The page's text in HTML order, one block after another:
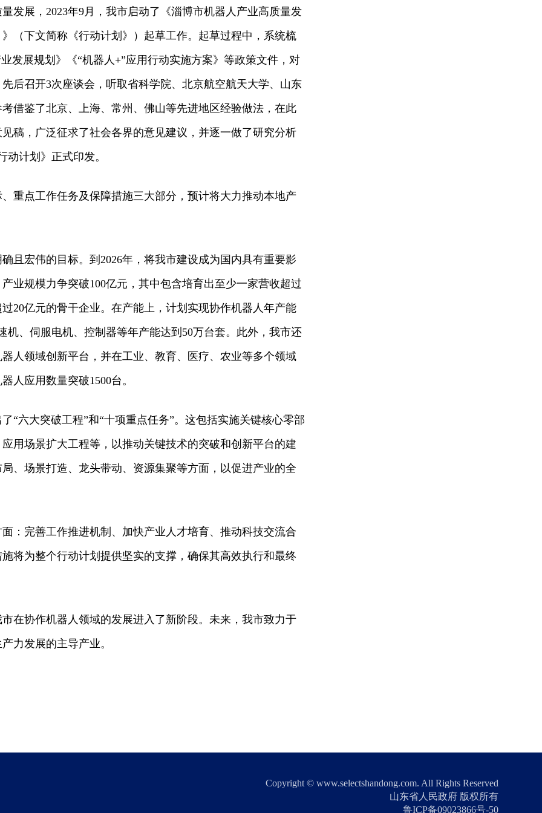
发展，2023年9月，我市启动了《淄博市机器人产业高质量发
（下文简称《行动计划》）起草工作。起草过程中，系统梳
发展规划》《“机器人+”应用行动实施方案》等政策文件，对
后召开3次座谈会，听取省科学院、北京航空航天大学、山东
借鉴了北京、上海、常州、佛山等先进地区经验做法，在此
稿，广泛征求了社会各界的意见建议，并逐一做了研究分析
动计划》正式印发。
重点工作任务及保障措施三大部分，预计将大力推动本地产
且宏伟的目标。到2026年，将我市建设成为国内具有重要影
业规模力争突破100亿元，其中包含培育出至少一家营收超过
20亿元的骨干企业。在产能上，计划实现协作机器人年产能
机、伺服电机、控制器等年产能达到50万台套。此外，我市还
人领域创新平台，并在工业、教育、医疗、农业等多个领域
人应用数量突破1500台。
“六大突破工程”和“十项重点任务”。这包括实施关键核心零部
用场景扩大工程等，以推动关键技术的突破和创新平台的建
、场景打造、龙头带动、资源集聚等方面，以促进产业的全
：完善工作推进机制、加快产业人才培育、推动科技交流合
将为整个行动计划提供坚实的支撑，确保其高效执行和最终
在协作机器人领域的发展进入了新阶段。未来，我市致力于
力发展的主导产业。
Copyright © www.selectshandong.com. All Rights Reserved
山东省人民政府 版权所有
鲁ICP备09023866号-50